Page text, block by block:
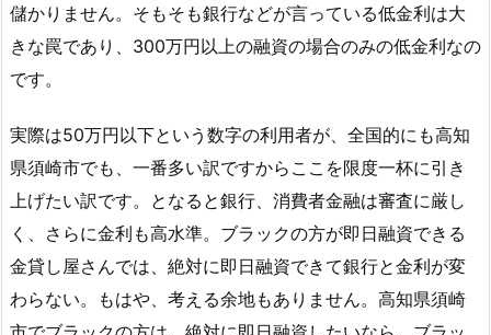
儲かりません。そもそも銀行などが言っている低金利は大
きな罠であり、300万円以上の融資の場合のみの低金利なの
です。
実際は50万円以下という数字の利用者が、全国的にも高知
県須崎市でも、一番多い訳ですからここを限度一杯に引き
上げたい訳です。となると銀行、消費者金融は審査に厳し
く、さらに金利も高水準。ブラックの方が即日融資できる
金貸し屋さんでは、絶対に即日融資できて銀行と金利が変
わらない。もはや、考える余地もありません。高知県須崎